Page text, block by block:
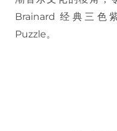
Brainard 经典三色
Puzzle。